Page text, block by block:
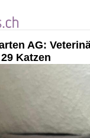
AG:
Katzen